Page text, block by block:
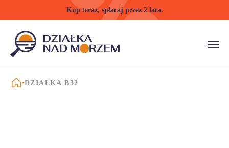
Kup teraz, spłacaj przez 2 lata.
STRONA GŁÓWNA
DZIAŁKA B32